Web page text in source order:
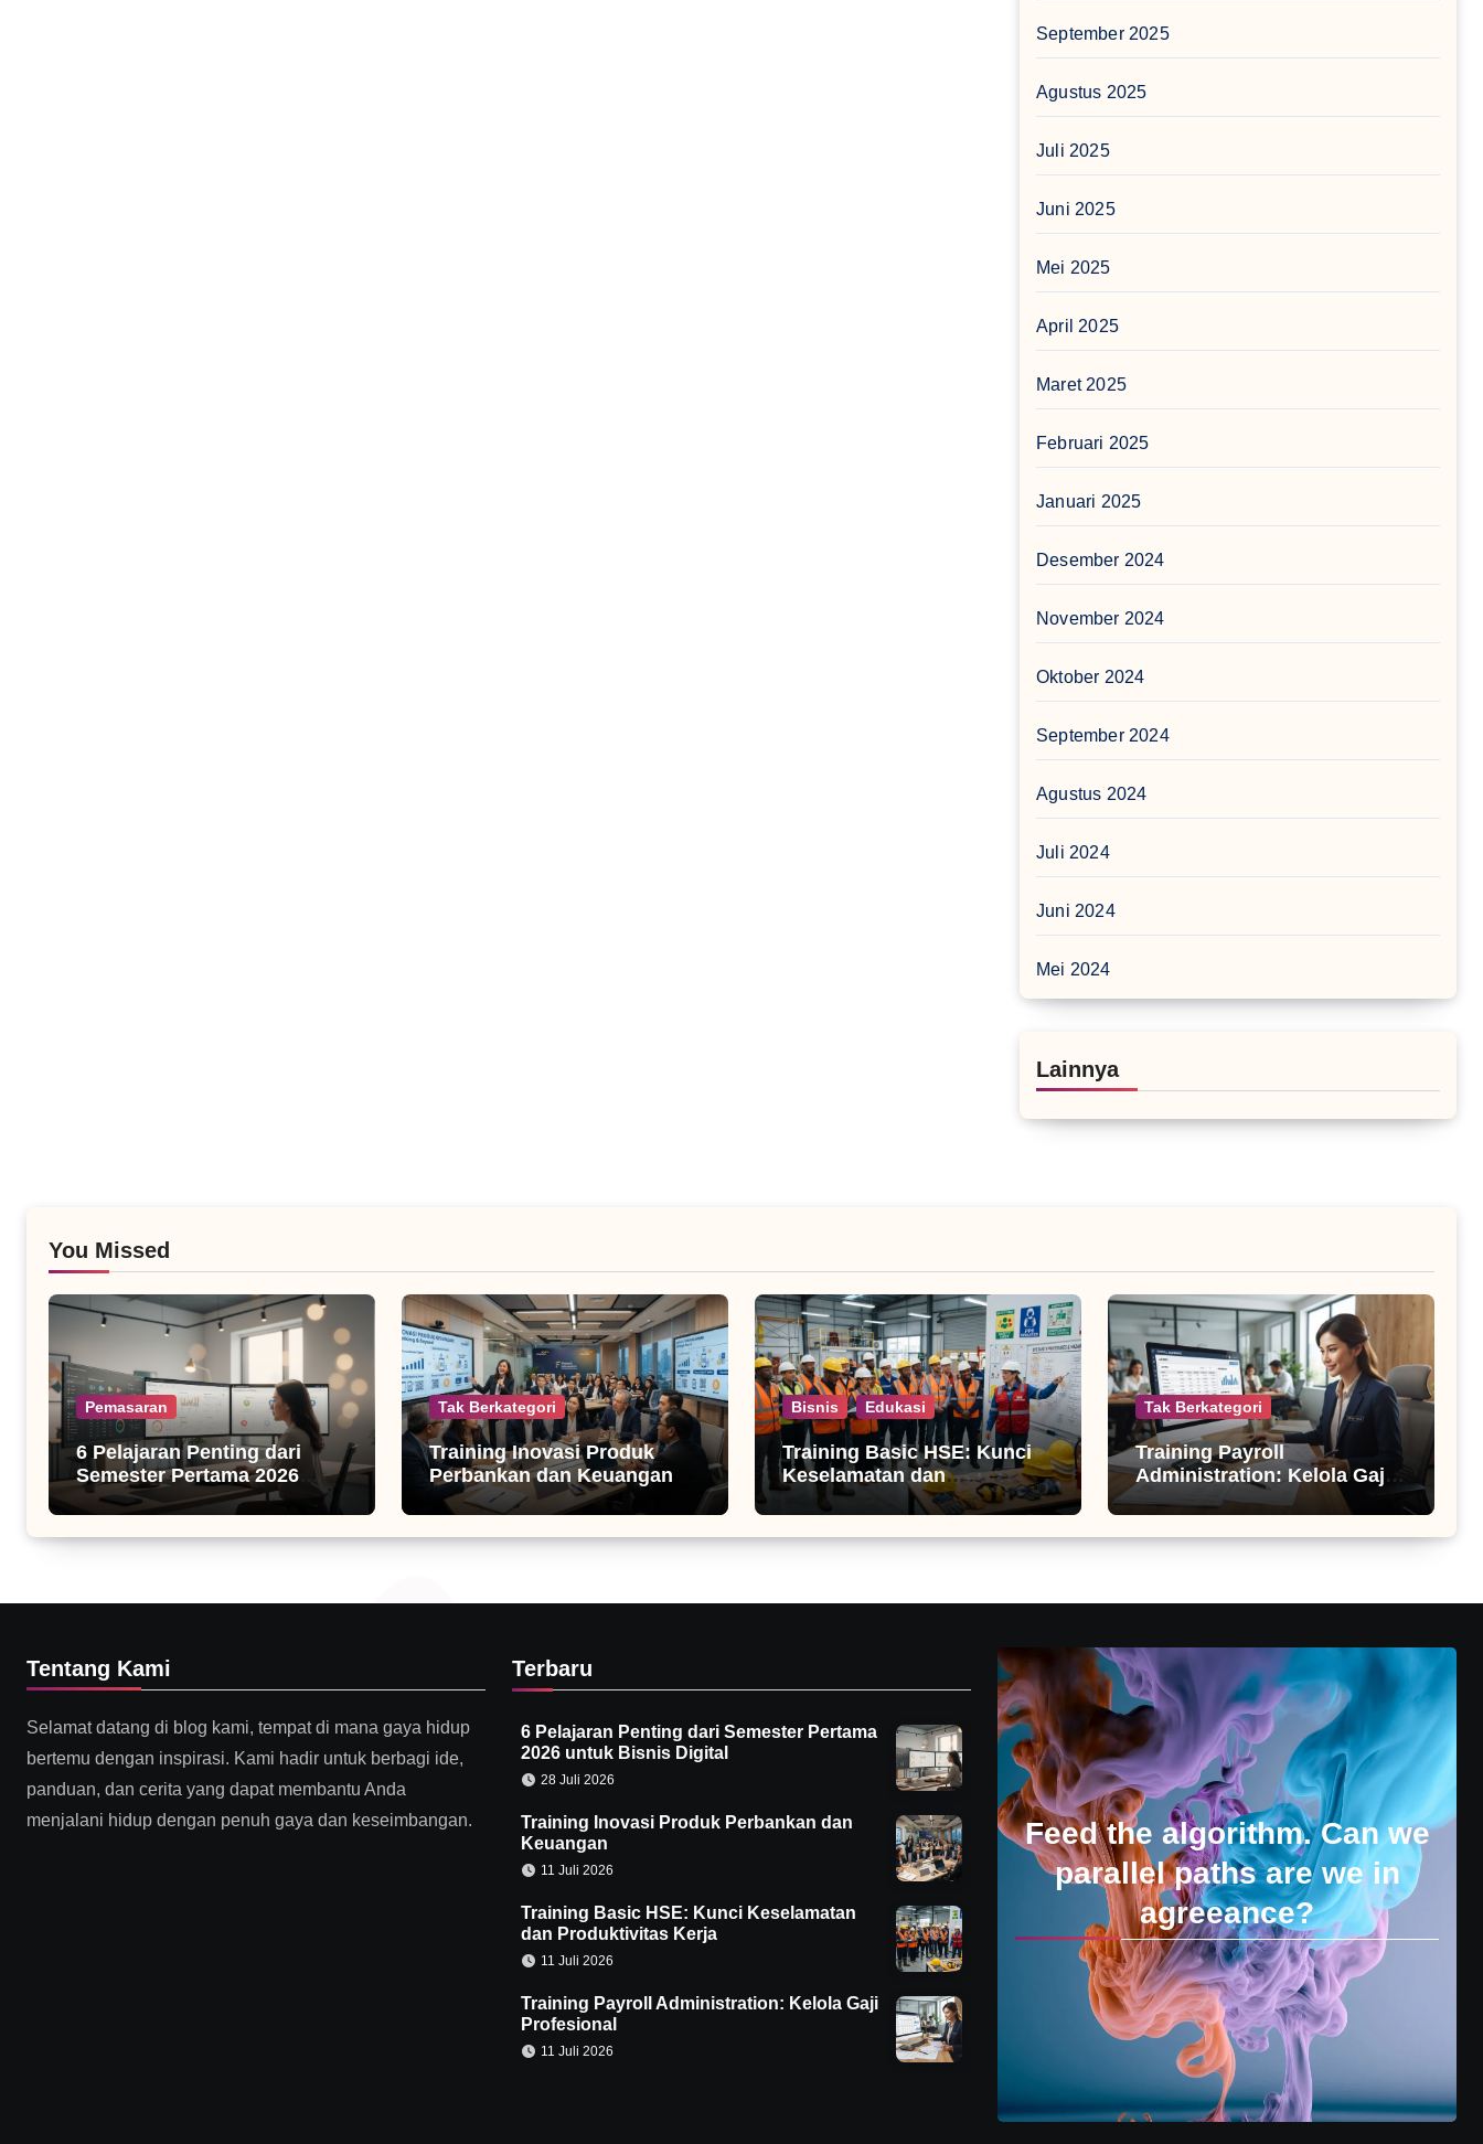
September 2025
Agustus 2025
Juli 2025
Juni 2025
Mei 2025
April 2025
Maret 2025
Februari 2025
Januari 2025
Desember 2024
November 2024
Oktober 2024
September 2024
Agustus 2024
Juli 2024
Juni 2024
Mei 2024
Lainnya
You Missed
Pemasaran
6 Pelajaran Penting dari
Semester Pertama 2026
untuk Bisnis Digital
Tak Berkategori
Training Inovasi Produk
Perbankan dan Keuangan
Bisnis Edukasi
Training Basic HSE: Kunci
Keselamatan dan
Produktivitas Kerja
Tak Berkategori
Training Payroll
Administration: Kelola Gaji
Profesional
Tentang Kami
Selamat datang di blog kami, tempat di mana gaya hidup
bertemu dengan inspirasi. Kami hadir untuk berbagi ide,
panduan, dan cerita yang dapat membantu Anda
menjalani hidup dengan penuh gaya dan keseimbangan.
Terbaru
6 Pelajaran Penting dari Semester Pertama
2026 untuk Bisnis Digital
28 Juli 2026
Training Inovasi Produk Perbankan dan
Keuangan
11 Juli 2026
Training Basic HSE: Kunci Keselamatan
dan Produktivitas Kerja
11 Juli 2026
Training Payroll Administration: Kelola Gaji
Profesional
11 Juli 2026
Feed the algorithm. Can we
parallel paths are we in
agreeance?